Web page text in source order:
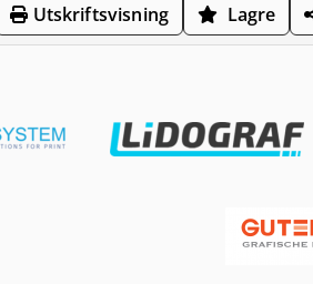
Utskriftsvisning Lagre